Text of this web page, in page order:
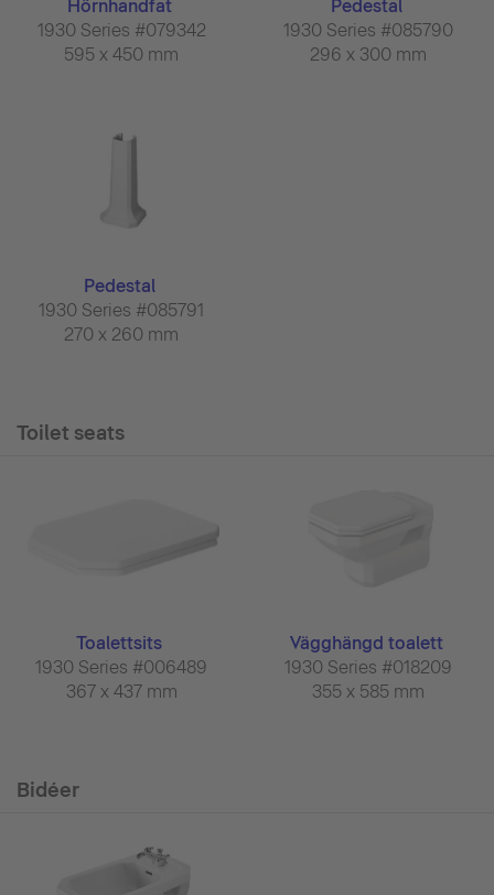
Hörnhandfat
1930 Series #079342
595 x 450 mm
Pedestal
1930 Series #085790
296 x 300 mm
Pedestal
1930 Series #085791
270 x 260 mm
Toilet seats
Toalettsits
1930 Series #006489
367 x 437 mm
Vägghängd toalett
1930 Series #018209
355 x 585 mm
Bidéer